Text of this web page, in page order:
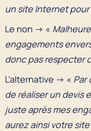
un site Internet
Le non → «
engagements
donc pas respecter
L’alternative → « Par
de réaliser un devis
juste après mes
aurez ainsi votre